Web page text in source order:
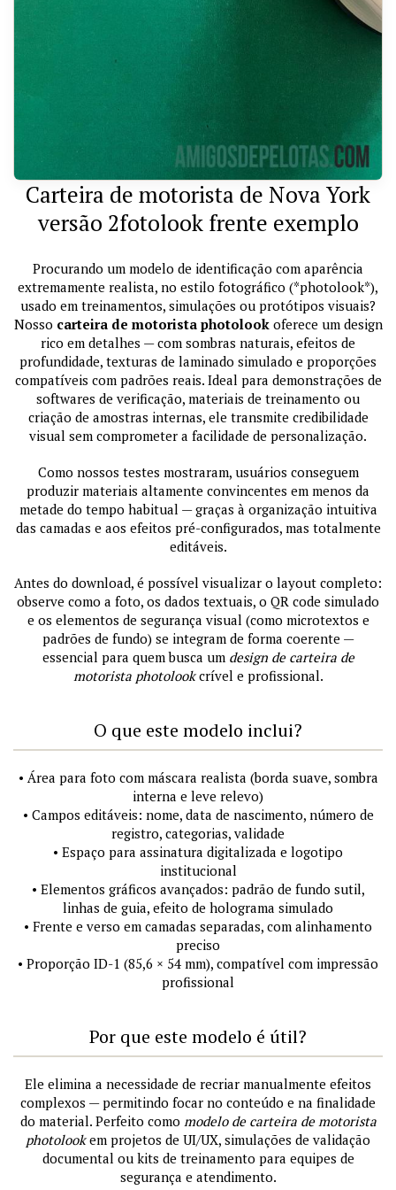
Carteira de motorista de Nova York
versão 2fotolook frente exemplo
Procurando um modelo de identificação com aparência
extremamente realista, no estilo fotográfico (*photolook*),
usado em treinamentos, simulações ou protótipos visuais?
Nosso carteira de motorista photolookoferece um design
rico em detalhes — com sombras naturais, efeitos de
profundidade, texturas de laminado simulado e proporções
compatíveis com padrões reais. Ideal para demonstrações de
softwares de verificação, materiais de treinamento ou
criação de amostras internas, ele transmite credibilidade
visual sem comprometer a facilidade de personalização.
Como nossos testes mostraram, usuários conseguem
produzir materiais altamente convincentes em menos da
metade do tempo habitual — graças à organização intuitiva
das camadas e aos efeitos pré-configurados, mas totalmente
editáveis.
Antes do download, é possível visualizar o layout completo:
observe como a foto, os dados textuais, o QR code simulado
e os elementos de segurança visual (como microtextos e
padrões de fundo) se integram de forma coerente —
essencial para quem busca um design de carteira de
motorista photolookcrível e profissional.
O que este modelo inclui?
• Área para foto com máscara realista (borda suave, sombra
interna e leve relevo)
• Campos editáveis: nome, data de nascimento, número de
registro, categorias, validade
• Espaço para assinatura digitalizada e logotipo
institucional
• Elementos gráficos avançados: padrão de fundo sutil,
linhas de guia, efeito de holograma simulado
• Frente e verso em camadas separadas, com alinhamento
preciso
• Proporção ID-1 (85,6 × 54 mm), compatível com impressão
profissional
Por que este modelo é útil?
Ele elimina a necessidade de recriar manualmente efeitos
complexos — permitindo focar no conteúdo e na finalidade
do material. Perfeito como modelo de carteira de motorista
photolookem projetos de UI/UX, simulações de validação
documental ou kits de treinamento para equipes de
segurança e atendimento.